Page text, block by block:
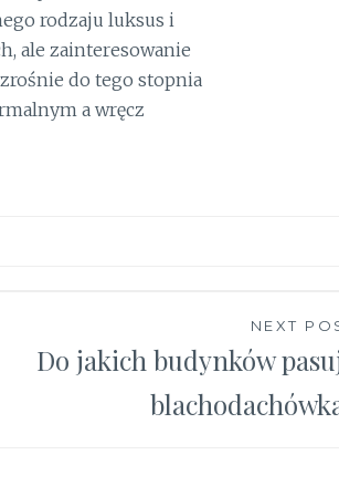
rodzaju luksus i
ale zainteresowanie
do tego stopnia
a wręcz
NEXT
Do jakich budynków